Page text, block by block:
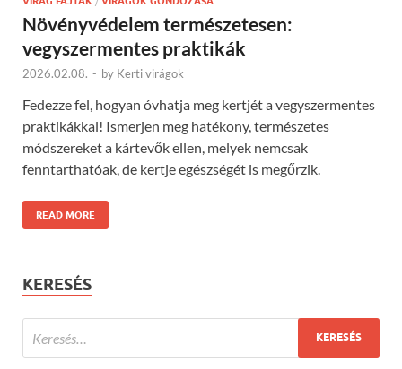
Növényvédelem természetesen:
vegyszermentes praktikák
2026.02.08. - by Kerti virágok
Fedezze fel, hogyan óvhatja meg kertjét a vegyszermentes
praktikákkal! Ismerjen meg hatékony, természetes
módszereket a kártevők ellen, melyek nemcsak
fenntarthatóak, de kertje egészségét is megőrzik.
READ MORE
KERESÉS